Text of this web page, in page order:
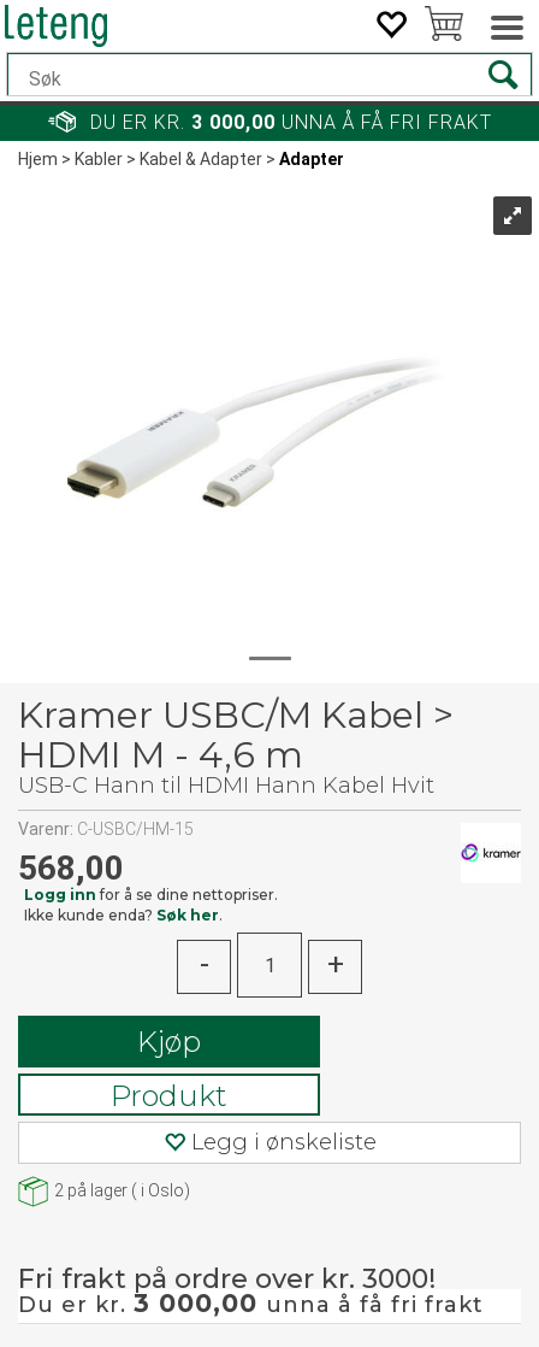
DU ER KR. 3 000,00 UNNA Å FÅ FRI FRAKT
Hjem>Kabler>Kabel & Adapter>Adapter
Kramer USBC/M Kabel >
HDMI M - 4,6 m
USB-C Hann til HDMI Hann Kabel Hvit
Varenr: C-USBC/HM-15
568,00
Logg inn for å se dine nettopriser.
Ikke kunde enda? Søk her.
- +
Kjøp
Produkt
Legg i ønskeliste
2 på lager ( i Oslo)
Fri frakt på ordre over kr. 3000!
Du er kr. 3 000,00 unna å få fri frakt